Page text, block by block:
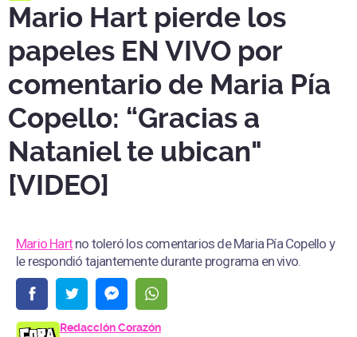
Mario Hart pierde los
papeles EN VIVO por
comentario de Maria Pía
Copello: “Gracias a
Nataniel te ubican"
[VIDEO]
Mario Hartno toleró los comentarios de Maria Pía Copello y
le respondió tajantemente durante programa en vivo.
Redacción Corazón